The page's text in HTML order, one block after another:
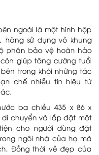
ngoài là một hình hộp
sử dụng vỏ khung
phận bảo vệ hoàn hảo
giúp tăng cường tuổi
trong khỏi những tác
chế nhiễu tín hiệu từ
ba chiều 435 x 86 x
di chuyển và lắp đặt một
cho người dùng đặt
ngôi nhà của họ mà
Đồng thời vẻ đẹp của